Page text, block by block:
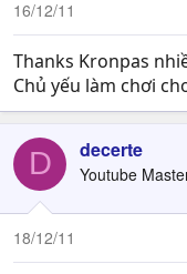
16/12/11
Thanks Kronpas
Chủ yếu làm chơi
D decerte
Youtube
18/12/11